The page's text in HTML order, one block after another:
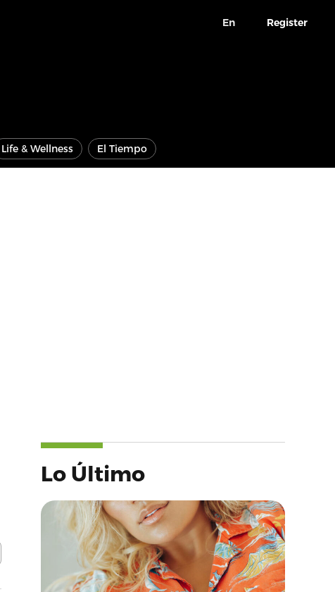
En Register
Life & Wellness El Tiempo
Lo Último